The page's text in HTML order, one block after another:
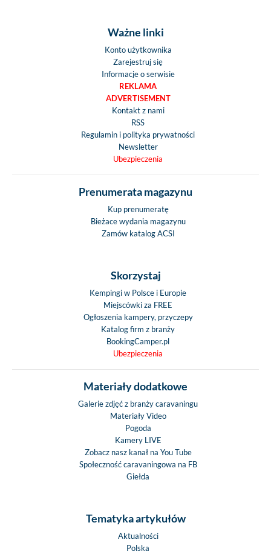
Ważne linki
Konto użytkownika
Zarejestruj się
Informacje o serwisie
REKLAMA
ADVERTISEMENT
Kontakt z nami
RSS
Regulamin i polityka prywatności
Newsletter
Ubezpieczenia
Prenumerata magazynu
Kup prenumeratę
Bieżace wydania magazynu
Zamów katalog ACSI
Skorzystaj
Kempingi w Polsce i Europie
Miejscówki za FREE
Ogłoszenia kampery, przyczepy
Katalog firm z branży
BookingCamper.pl
Ubezpieczenia
Materiały dodatkowe
Galerie zdjęć z branży caravaningu
Materiały Video
Pogoda
Kamery LIVE
Zobacz nasz kanał na You Tube
Społeczność caravaningowa na FB
Giełda
Tematyka artykułów
Aktualności
Polska